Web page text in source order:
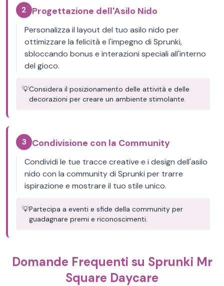
2 Progettazione dell'Asilo Nido
Personalizza il layout del tuo asilo nido per
ottimizzare la felicità e l'impegno di Sprunki,
sbloccando bonus e interazioni speciali all'interno
del gioco.
💡Considera il posizionamento delle attività e delle
decorazioni per creare un ambiente stimolante.
3 Condivisione con la Community
Condividi le tue tracce creative e i design dell'asilo
nido con la community di Sprunki per trarre
ispirazione e mostrare il tuo stile unico.
💡Partecipa a eventi e sfide della community per
guadagnare premi e riconoscimenti.
Domande Frequenti su Sprunki Mr
Square Daycare